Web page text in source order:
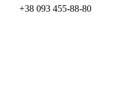
+38 093 455-88-80